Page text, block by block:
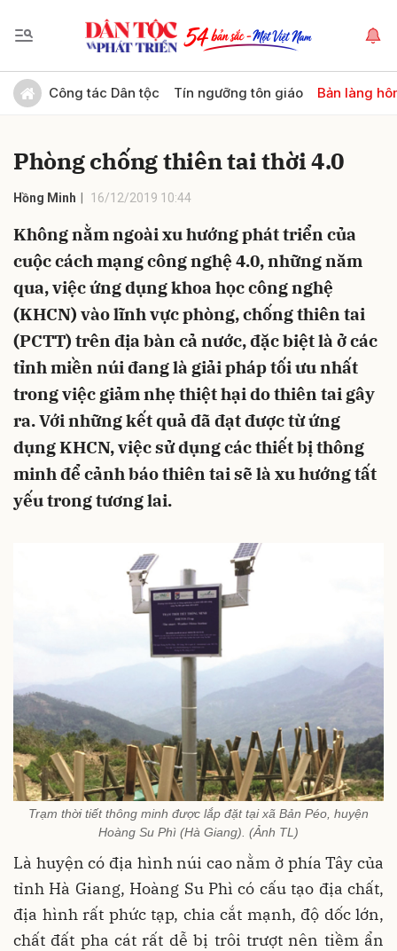
Công tác Dân tộc Tín ngưỡng tôn giáo Bản làng
Phòng chống thiên tai thời 4.0
Hồng Minh 16/12/2019 10:44
Không nằm ngoài xu hướng phát triển của
cuộc cách mạng công nghệ 4.0, những năm
qua, việc ứng dụng khoa học công nghệ
(KHCN) vào lĩnh vực phòng, chống thiên tai
(PCTT) trên địa bàn cả nước, đặc biệt là ở các
tỉnh miền núi đang là giải pháp tối ưu nhất
trong việc giảm nhẹ thiệt hại do thiên tai gây
ra. Với những kết quả đã đạt được từ ứng
dụng KHCN, việc sử dụng các thiết bị thông
minh để cảnh báo thiên tai sẽ là xu hướng tất
yếu trong tương lai.
Trạm thời tiết thông minh được lắp đặt tại xã Bản Péo, huyện
Hoàng Su Phì (Hà Giang). (Ảnh TL)
Là huyện có địa hình núi cao nằm ở phía Tây của
tỉnh Hà Giang, Hoàng Su Phì có cấu tạo địa chất,
địa hình rất phức tạp, chia cắt mạnh, độ dốc lớn,
chất đất pha cát rất dễ bị trôi trượt nên tiềm ẩn
Gửi bình luận
Hủy Gửi